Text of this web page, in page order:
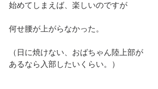
始めてしまえば、楽しいのですが
何せ腰が上がらなかった。
（日に焼けない、おばちゃん陸上部が
あるなら入部したいくらい。）